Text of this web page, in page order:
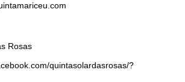
Rosas
quintasolardasrosas/?